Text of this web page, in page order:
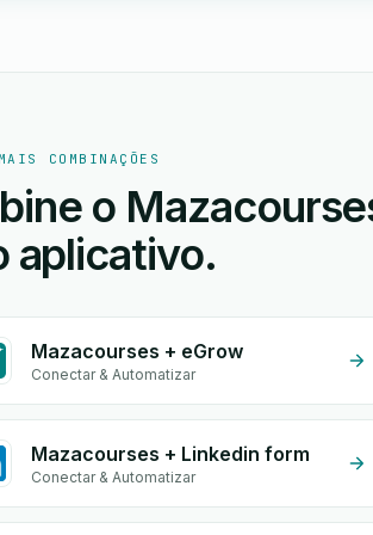
COMBINAÇÕES
o
aplicativo.
Mazacourses + eGrow
Conectar & Automatizar
Mazacourses + Linkedin form
Conectar & Automatizar